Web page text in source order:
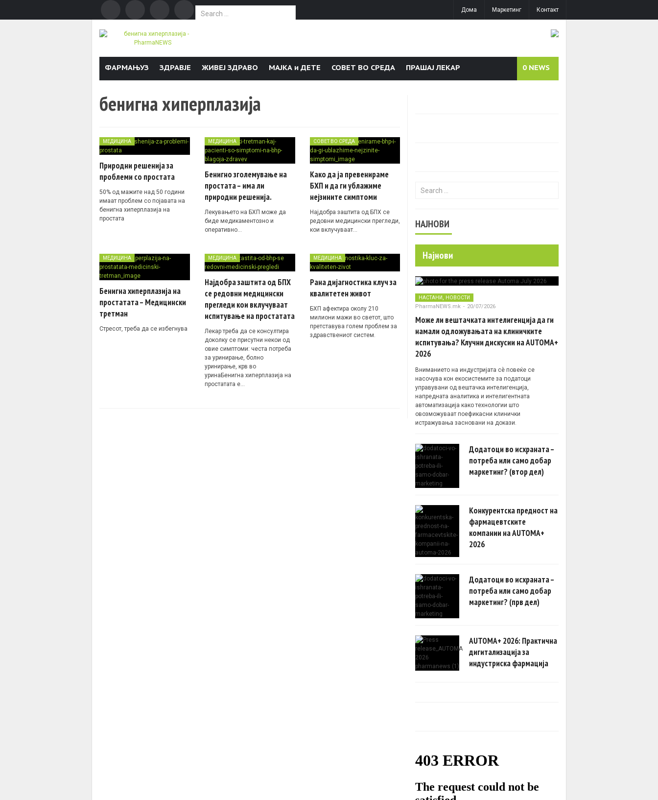
Search for:
Дома Маркетинг Контакт
ФАРМАЊУЗ ЗДРАВЈЕ ЖИВЕЈ ЗДРАВО МАЈКА и ДЕТЕ СОВЕТ ВО СРЕДА ПРАШАЈ ЛЕКАР 0 NEWS
бенигна хиперплазија
МЕДИЦИНА
Природни решенија за
проблеми со простата
50% од мажите над 50 години
имаат проблем со појавата на
бенигна хиперплазија на
простата
МЕДИЦИНА
Бенигно зголемување на
простата – има ли
природни решенија.
Лекувањето на БХП може да
биде медикаментозно и
оперативно…
СОВЕТ ВО СРЕДА
Како да ја превенираме
БХП и да ги ублажиме
нејзините симптоми
Најдобра заштита од БПХ се
редовни медицински прегледи,
кои вклучуваат…
МЕДИЦИНА
Бенигна хиперплазија на
простатата – Медицински
третман
Стресот, треба да се избегнува
МЕДИЦИНА
Најдобра заштита од БПХ
се редовни медицински
прегледи кои вклучуваат
испитување на простатата
Лекар треба да се консултира
доколку се присутни некои од
овие симптоми: честа потреба
за уринирање, болно
уринирање, крв во
уринаБенигна хиперплазија на
простатата е…
МЕДИЦИНА
Рана дијагностика клуч за
квалитетен живот
БХП афектира околу 210
милиони мажи во светот, што
претставува голем проблем за
здравствениот систем.
Search for:
НАЈНОВИ
Најнови
НАСТАНИ , НОВОСТИ
PharmaNEWS.mk - 20/07/2026
Може ли вештачката интелигенција да ги
намали одложувањата на клиничките
испитувања? Клучни дискусии на AUTOMA+
2026
Вниманието на индустријата сè повеќе се
насочува кон екосистемите за податоци
управувани од вештачка интелигенција,
напредната аналитика и интелигентната
автоматизација како технологии што
овозможуваат поефикасни клинички
истражувања засновани на докази.
Додатоци во исхраната –
потреба или само добар
маркетинг? (втор дел)
Конкурентска предност на
фармацевтските
компании на AUTOMA+
2026
Додатоци во исхраната –
потреба или само добар
маркетинг? (прв дел)
AUTOMA+ 2026: Практична
дигитализација за
индустриска фармација